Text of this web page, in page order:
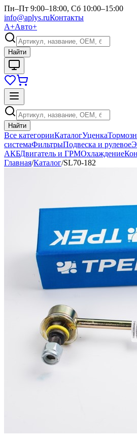
Пн–Пт 9:00–18:00, Сб 10:00–15:00
info@aplys.ruКонтакты
А+Авто+
Найти
Найти
Все категорииКаталогУценка
системаФильтрыПодвеска и рулевое
АКБДвигатель и ГРМОхлаждение
Главная/Каталог/SL70-182